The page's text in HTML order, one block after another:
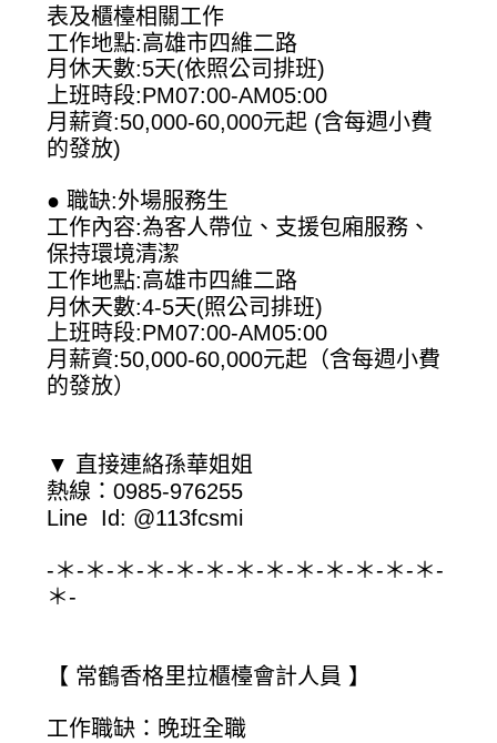
表及櫃檯相關工作
工作地點:高雄市四維二路
月休天數:5天(依照公司排班)
上班時段:PM07:00-AM05:00
月薪資:50,000-60,000元起 (含每週小費
的發放)
● 職缺:外場服務生
工作內容:為客人帶位、支援包廂服務、
保持環境清潔
工作地點:高雄市四維二路
月休天數:4-5天(照公司排班)
上班時段:PM07:00-AM05:00
月薪資:50,000-60,000元起（含每週小費
的發放）
▼ 直接連絡孫華姐姐
熱線：0985-976255
Line Id: @113fcsmi
-＊-＊-＊-＊-＊-＊-＊-＊-＊-＊-＊-＊-＊-
＊-
【 常鶴香格里拉櫃檯會計人員 】
工作職缺：晚班全職